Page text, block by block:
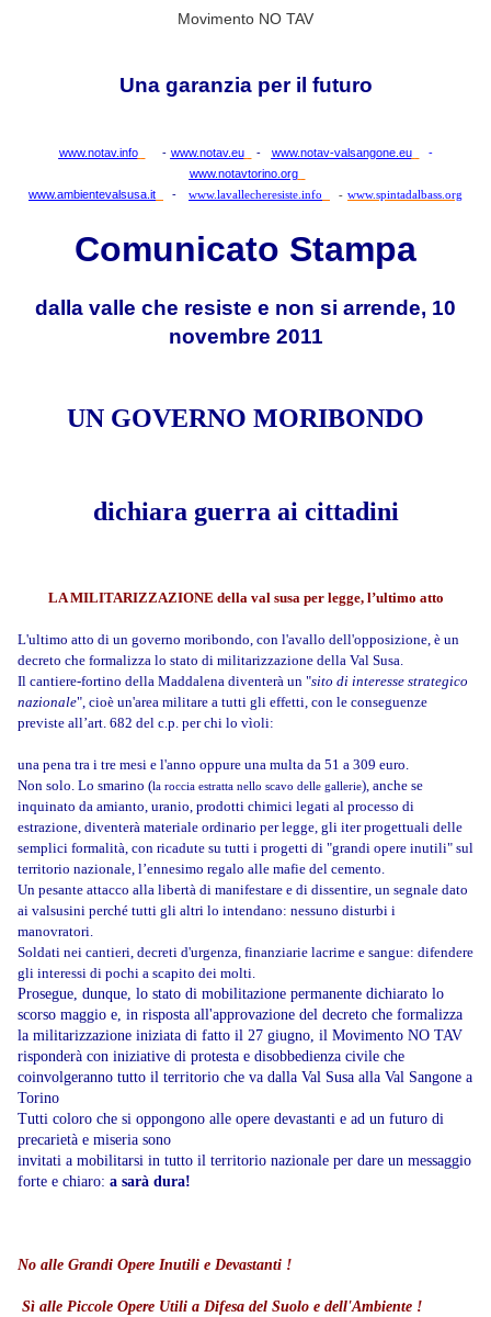
Movimento NO TAV
Una garanzia per il futuro
www.notav.info - www.notav.eu - www.notav-valsangone.eu
-
www.notavtorino.org
www.ambientevalsusa.it
- www.lavallecheresiste.info - www.spintadalbass.org
Comunicato Stampa
dalla valle che resiste e non si arrende, 10
novembre 2011
UN GOVERNO MORIBONDO
dichiara guerra ai cittadini
LA MILITARIZZAZIONE della val susa per legge, l’ultimo atto
L'ultimo atto di un governo moribondo, con l'avallo dell'opposizione, è un
decreto che formalizza lo stato di militarizzazione della Val Susa.
Il cantiere-fortino della Maddalena diventerà un "sito di interesse strategico
nazionale", cioè un'area militare a tutti gli effetti, con le conseguenze
previste all’art. 682 del c.p. per chi lo vìoli:
una pena tra i tre mesi e l'anno oppure una multa da 51 a 309 euro.
Non solo. Lo smarino (la roccia estratta nello scavo delle gallerie), anche se
inquinato da amianto, uranio, prodotti chimici legati al processo di
estrazione, diventerà materiale ordinario per legge, gli iter progettuali delle
semplici formalità, con ricadute su tutti i progetti di "grandi opere inutili" sul
territorio nazionale, l’ennesimo regalo alle mafie del cemento.
Un pesante attacco alla libertà di manifestare e di dissentire, un segnale dato
ai valsusini perché tutti gli altri lo intendano: nessuno disturbi i
manovratori.
Soldati nei cantieri, decreti d'urgenza, finanziarie lacrime e sangue: difendere
gli interessi di pochi a scapito dei molti.
Prosegue, dunque, lo stato di mobilitazione permanente dichiarato lo
scorso maggio e, in risposta all'approvazione del decreto che formalizza
la militarizzazione iniziata di fatto il 27 giugno, il Movimento NO TAV
risponderà con iniziative di protesta e disobbedienza civile che
coinvolgeranno tutto il territorio che va dalla Val Susa alla Val Sangone a
Torino
Tutti coloro che si oppongono alle opere devastanti e ad un futuro di
precarietà e miseria sono
invitati a mobilitarsi in tutto il territorio nazionale per dare un messaggio
forte e chiaro: a sarà dura!
No alle Grandi Opere Inutili e Devastanti !
Sì alle Piccole Opere Utili a Difesa del Suolo e dell'Ambiente !